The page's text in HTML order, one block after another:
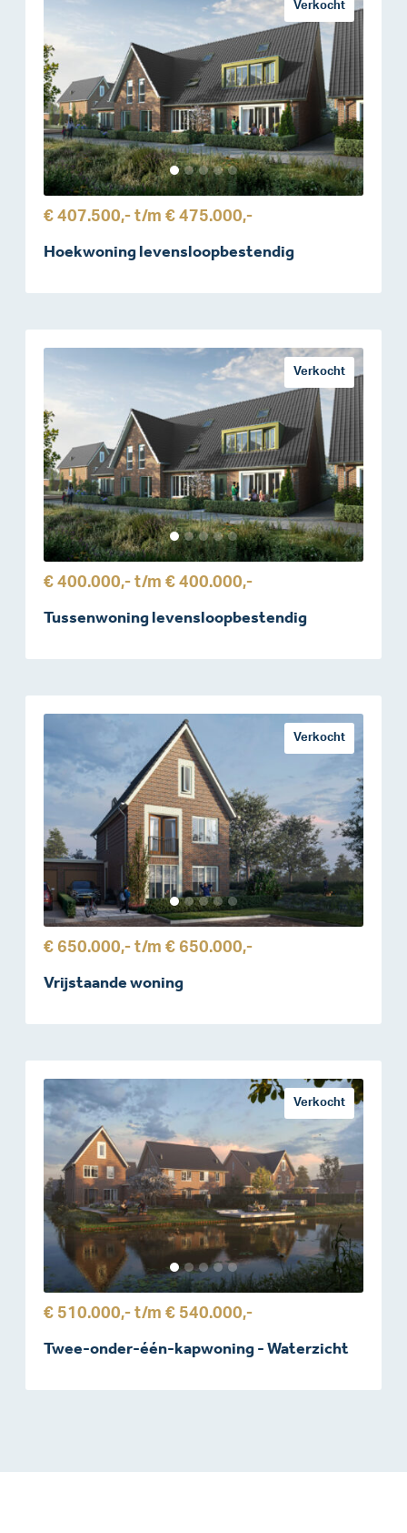
Verkocht
€ 407.500,- t/m € 475.000,-
Hoekwoning levensloopbestendig
Verkocht
€ 400.000,- t/m € 400.000,-
Tussenwoning levensloopbestendig
Verkocht
€ 650.000,- t/m € 650.000,-
Vrijstaande woning
Verkocht
€ 510.000,- t/m € 540.000,-
Twee-onder-één-kapwoning - Waterzicht